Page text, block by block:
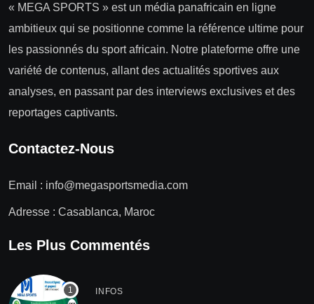
« MEGA SPORTS » est un média panafricain en ligne
ambitieux qui se positionne comme la référence ultime pour
les passionnés du sport africain. Notre plateforme offre une
variété de contenus, allant des actualités sportives aux
analyses, en passant par des interviews exclusives et des
reportages captivants.
Contactez-Nous
Email : info@megasportsmedia.com
Adresse : Casablanca, Maroc
Les Plus Commentés
INFOS